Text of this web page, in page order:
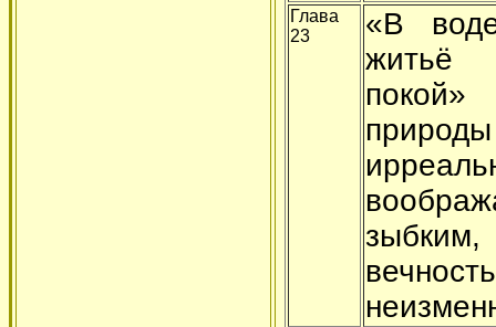
Глава
23
«В